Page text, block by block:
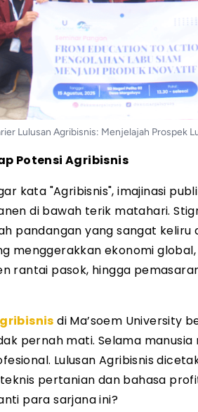
Lulusan Agribisnis: Menjelajah Prospek
Potensi Agribisnis
kata "Agribisnis", imajinasi
di bawah terik matahari.
pandangan yang sangat keliru
menggerakkan ekonomi
rantai pasok, hingga
di Ma’soem University
pernah mati. Selama
Lulusan Agribisnis
pertanian dan bahasa
para sarjana ini?